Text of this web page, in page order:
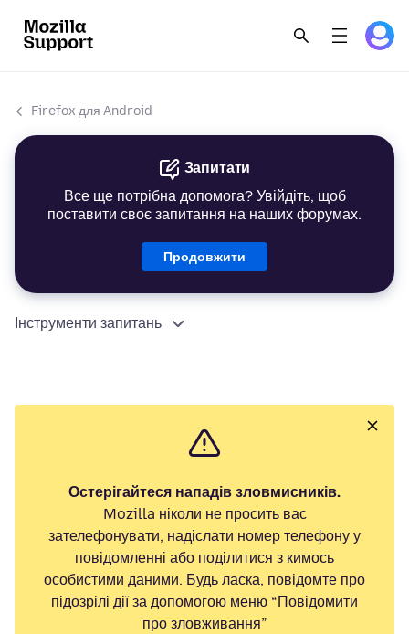
Firefox для Android
Запитати
Все ще потрібна допомога? Увійдіть, щоб
поставити своє запитання на наших форумах.
Продовжити
Інструменти запитань
Остерігайтеся нападів зловмисників.
Mozilla ніколи не просить вас
зателефонувати, надіслати номер телефону у
повідомленні або поділитися з кимось
особистими даними. Будь ласка, повідомте про
підозрілі дії за допомогою меню “Повідомити
про зловживання”